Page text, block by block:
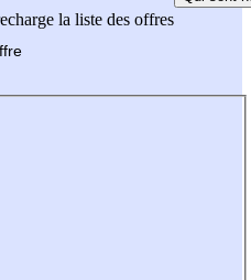
la liste des offres